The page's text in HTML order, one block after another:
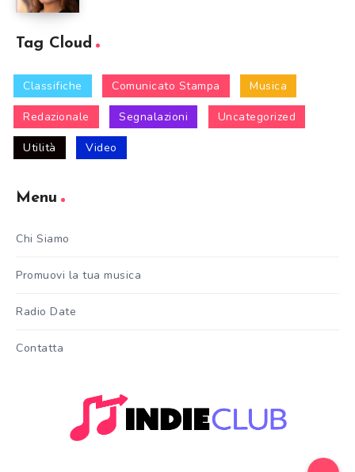
Tag Cloud
Classifiche Comunicato Stampa Musica
Redazionale Segnalazioni Uncategorized
Utilità Video
Menu
Chi Siamo
Promuovi la tua musica
Radio Date
Contatta